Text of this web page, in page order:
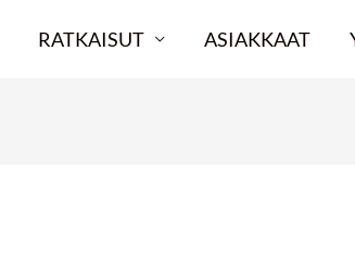
RATKAISUT ASIAKKAAT